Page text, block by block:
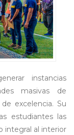
instancias
masivas de
excelencia. Su
estudiantes las
integral al interior